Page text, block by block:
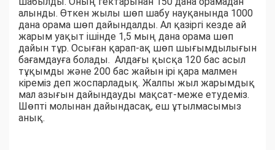
алынды. Өткен жылы шөп шабу науқанында 1000
дана орама шөп дайындалды. Ал қазіргі кезде ай
жарым уақыт ішінде 1,5 мың дана орама шөп
дайын тұр. Осыған қарап-ақ шөп шығымдылығын
бағамдауға болады. Алдағы қысқа 120 бас асыл
тұқымды және 200 бас жайын ірі қара малмен
кіреміз деп жоспарладық. Жалпы жыл жарымдық
мал азығын дайындауды мақсат-меже етудеміз.
Шөпті молынан дайындасақ, еш ұтылмасымыз
анық.